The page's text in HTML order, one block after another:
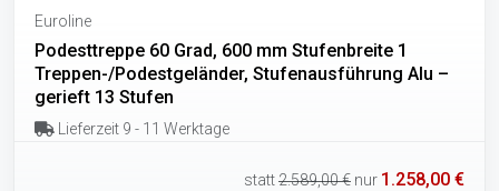
Euroline
Podesttreppe 60 Grad, 600 mm Stufenbreite 1
Treppen-/Podestgeländer, Stufenausführung Alu –
gerieft 13 Stufen
Lieferzeit 9 - 11 Werktage
statt2.589,00 € nur 1.258,00 €